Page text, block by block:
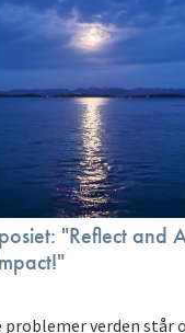
"Reflect and
problemer verden står